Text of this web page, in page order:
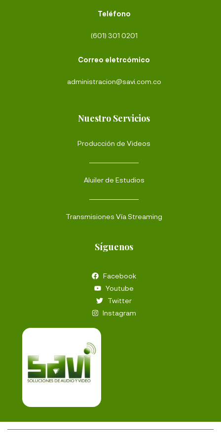
Teléfono
(601) 301 0201
Correo eletrcómico
administracion@savi.com.co
Nuestro Servicios
Producción de Videos
Aluiler de Estudios
Transmisiones Vía Streaming
Síguenos
Facebook
Youtube
Twitter
Instagram